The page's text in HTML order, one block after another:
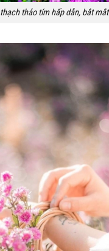
thảo tím hấp dẫn, bắt mắt